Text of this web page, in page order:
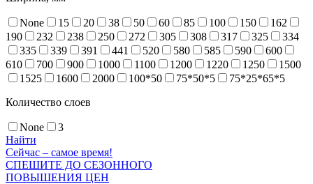
None 15 20 38 50 60 85 100 150
162
190
232 238 250 272 305 308 317 325
334
335
339 391 441 520 580 585 590
600
610
700 900 1000 1100 1200 1220 1250
1500
1525
1600 2000 100*50 75*50*5
75*25*65*5
Количество слоев
None
3
Найти
Сейчас – самое время!
СПЕШИТЕ ДО СЕЗОННОГО
ПОВЫШЕНИЯ ЦЕН